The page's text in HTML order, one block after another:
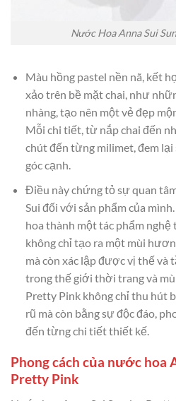
Nước Hoa Anna Sui
Màu hồng pastel nền nã, kết
xảo trên bề mặt chai, như
nhàng, tạo nên một vẻ đẹp
Mỗi chi tiết, từ nắp chai đến
chút đến từng milimet, đem
góc cạnh.
Điều này chứng tỏ sự quan
Sui đối với sản phẩm của
hoa thành một tác phẩm
không chỉ tạo ra một mùi
mà còn xác lập được vị thế và
trong thế giới thời trang và
Pretty Pink không chỉ thu hút
rũ mà còn bằng sự độc đáo,
đến từng chi tiết thiết kế.
Phong cách của nước hoa
Pretty Pink